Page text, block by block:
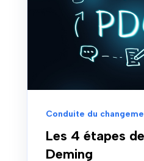
Conduite du
Les 4 étapes
Deming